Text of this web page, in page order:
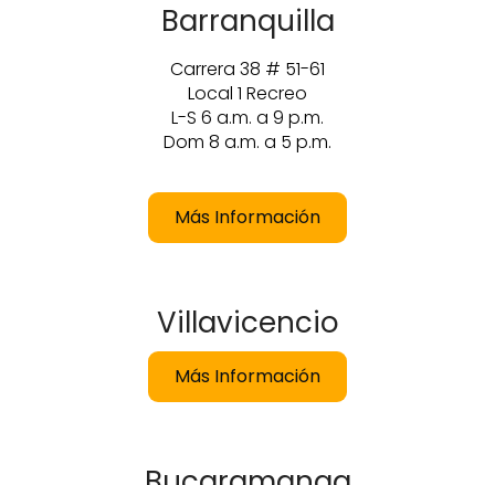
Barranquilla
Carrera 38 # 51-61
Local 1 Recreo
L-S 6 a.m. a 9 p.m.
Dom 8 a.m. a 5 p.m.
Más Información
Villavicencio
Más Información